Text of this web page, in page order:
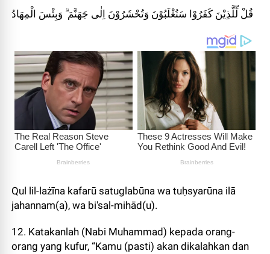
قُلْ لِّلَّذِيْنَ كَفَرُوْا سَتُغْلَبُوْنَ وَتُحْشَرُوْنَ اِلٰى جَهَنَّمَ ۗ وَبِئْسَ الْمِهَادُ
Qul lil-lażīna kafarū satuglabūna wa tuḥsyarūna ilā
jahannam(a), wa bi'sal-mihād(u).
12. Katakanlah (Nabi Muhammad) kepada orang-
orang yang kufur, “Kamu (pasti) akan dikalahkan dan